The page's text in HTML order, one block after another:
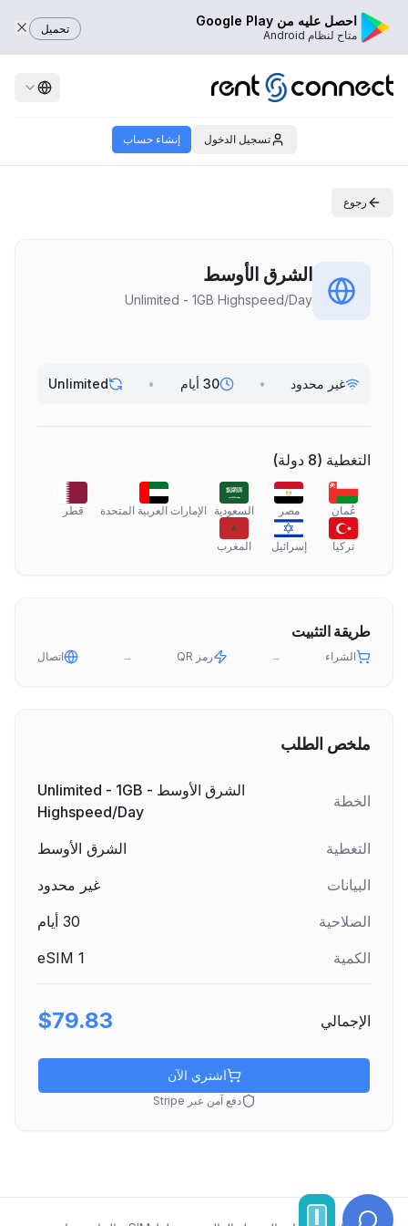
احصل عليه من Google Play
متاح لنظام Android تحميل
تسجيل الدخول إنشاء حساب
رجوع
الشرق الأوسط
Unlimited - 1GB Highspeed/Day
غير محدود • 30 أيام •
Unlimited
التغطية (
8 دولة)
عُمان مصر السعودية الإمارات العربية المتحدة قطر
تركيا إسرائيل المغرب
طريقة التثبيت
الشراء → رمز QR → اتصال
ملخص الطلب
الخطة
الشرق الأوسط - Unlimited - 1GB
Highspeed/Day
التغطية
الشرق الأوسط
البيانات
غير محدود
الصلاحية
30 أيام
الكمية
1
الإجمالي $79.83
اشتري الآن
دفع آمن عبر Stripe